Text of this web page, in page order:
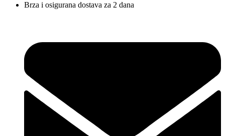
Brza i osigurana dostava za 2 dana